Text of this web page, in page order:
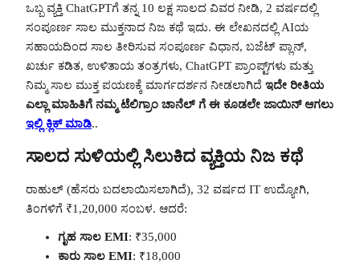
ಒಬ್ಬ ವ್ಯಕ್ತಿ ChatGPTಗೆ ತನ್ನ 10 ಲಕ್ಷ ಸಾಲದ ವಿವರ ನೀಡಿ, 2 ವರ್ಷದಲ್ಲಿ
ಸಂಪೂರ್ಣ ಸಾಲ ಮುಕ್ತನಾದ ನಿಜ ಕಥೆ ಇದು. ಈ ಲೇಖನದಲ್ಲಿ AIಯ
ಸಹಾಯದಿಂದ ಸಾಲ ತೀರಿಸುವ ಸಂಪೂರ್ಣ ವಿಧಾನ, ಬಜೆಟ್ ಪ್ಲಾನ್,
ಖರ್ಚು ಕಡಿತ, ಉಳಿತಾಯ ತಂತ್ರಗಳು, ChatGPT ಪ್ರಾಂಪ್ಟ್‌ಗಳು ಮತ್ತು
ನಿಮ್ಮ ಸಾಲ ಮುಕ್ತ ಪಯಣಕ್ಕೆ ಮಾರ್ಗದರ್ಶನ ನೀಡಲಾಗಿದೆ ಇದೇ ರೀತಿಯ
ಎಲ್ಲಾ ಮಾಹಿತಿಗೆ ನಮ್ಮ ಟೆಲಿಗ್ರಾಂ ಚಾನೆಲ್ ಗೆ ಈ ಕೂಡಲೇ ಜಾಯಿನ್ ಆಗಲು
ಇಲ್ಲಿ ಕ್ಲಿಕ್ ಮಾಡಿ..
ಸಾಲದ ಸುಳಿಯಲ್ಲಿ ಸಿಲುಕಿದ ವ್ಯಕ್ತಿಯ ನಿಜ ಕಥೆ
ರಾಹುಲ್ (ಹೆಸರು ಬದಲಾಯಿಸಲಾಗಿದೆ), 32 ವರ್ಷದ IT ಉದ್ಯೋಗಿ,
ತಿಂಗಳಿಗೆ ₹1,20,000 ಸಂಬಳ. ಆದರೆ:
ಗೃಹ ಸಾಲ EMI: ₹35,000
ಕಾರು ಸಾಲ EMI: ₹18,000